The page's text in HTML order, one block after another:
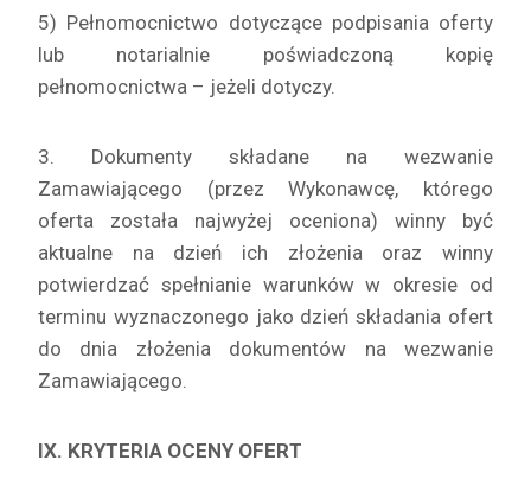
5) Pełnomocnictwo dotyczące podpisania oferty
lub notarialnie poświadczoną kopię
pełnomocnictwa – jeżeli dotyczy.
3. Dokumenty składane na wezwanie
Zamawiającego (przez Wykonawcę, którego
oferta została najwyżej oceniona) winny być
aktualne na dzień ich złożenia oraz winny
potwierdzać spełnianie warunków w okresie od
terminu wyznaczonego jako dzień składania ofert
do dnia złożenia dokumentów na wezwanie
Zamawiającego.
IX. KRYTERIA OCENY OFERT